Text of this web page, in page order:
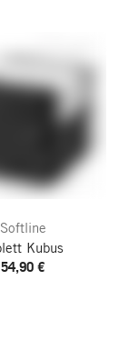
Softline
Kubus
54,90 €